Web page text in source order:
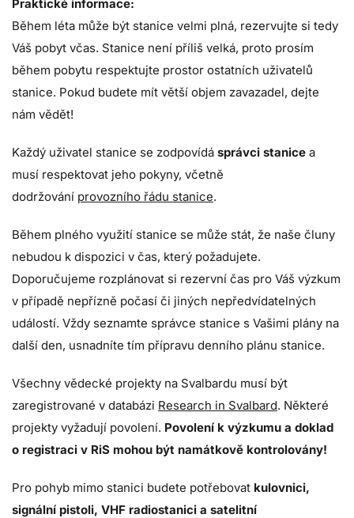
Praktické informace:
Během léta může být stanice velmi plná, rezervujte si tedy
Váš pobyt včas. Stanice není příliš velká, proto prosím
během pobytu respektujte prostor ostatních uživatelů
stanice. Pokud budete mít větší objem zavazadel, dejte
nám vědět!
Každý uživatel stanice se zodpovídá správci stanice a
musí respektovat jeho pokyny, včetně
dodržování provozního řádu stanice.
Během plného využití stanice se může stát, že naše čluny
nebudou k dispozici v čas, který požadujete.
Doporučujeme rozplánovat si rezervní čas pro Váš výzkum
v případě nepřízně počasí či jiných nepředvídatelných
událostí. Vždy seznamte správce stanice s Vašimi plány na
další den, usnadníte tím přípravu denního plánu stanice.
Všechny vědecké projekty na Svalbardu musí být
zaregistrované v databázi Research in Svalbard. Některé
projekty vyžadují povolení. Povolení k výzkumu a doklad
o registraci v RiS mohou být namátkově kontrolovány!
Pro pohyb mimo stanici budete potřebovat kulovnici,
signální pistoli, VHF radiostanici a satelitní